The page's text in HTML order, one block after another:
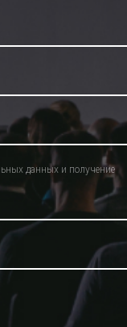
данных и получение